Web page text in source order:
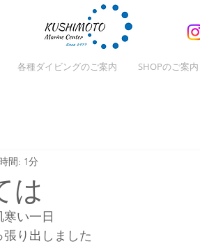
各種ダイビングのご案内 SHOPのご案内
は
間: 1分
い一日
り出しました